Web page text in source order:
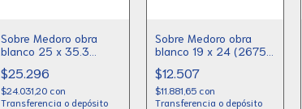
Sobre Medoro obra
blanco 25 x 35.3
$25.296
$24.031,20 con
Transferencia o depósito
Sobre Medoro obra
blanco 19 x 24 (2675)
$12.507
$11.881,65 con
Transferencia o depósito